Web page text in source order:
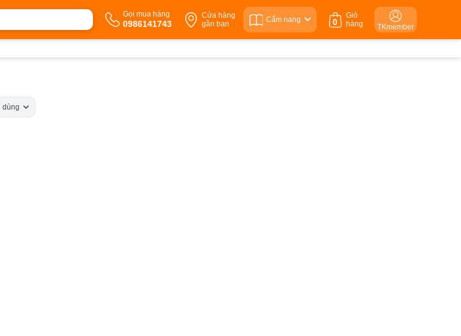
Gọi mua hàng
0986141743
Cửa hàng
gần bạn
Cẩm nang
Giỏ
hàng
0 TKmember
dùng